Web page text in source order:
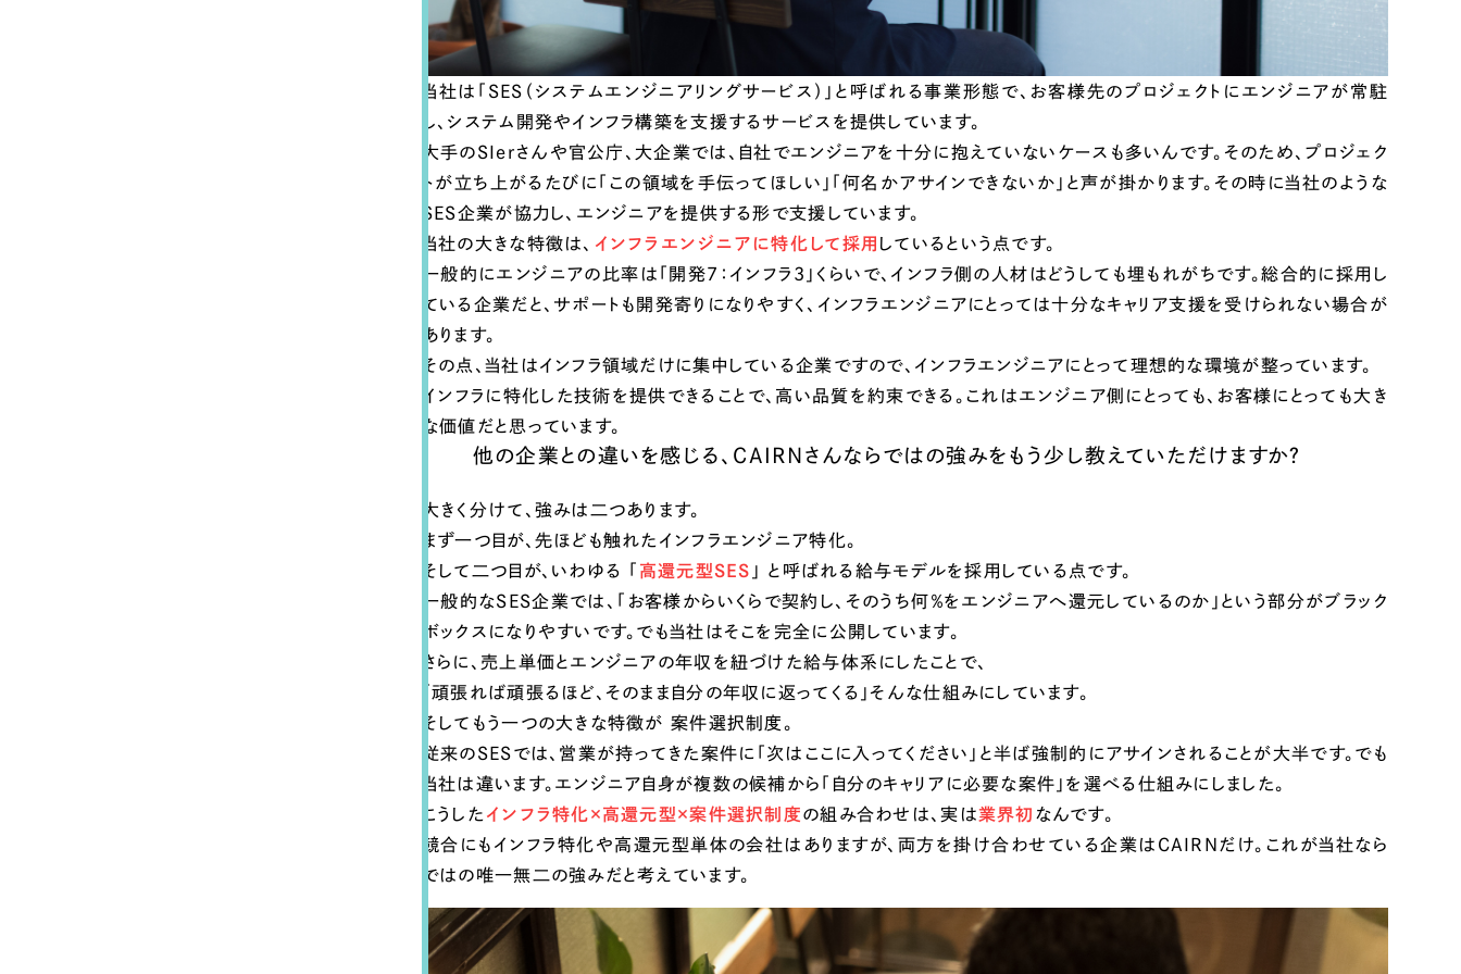
当社は「SES（システムエンジニアリングサービス）」と呼ばれる事業形態で、お客様先のプロジェクトにエンジニアが常駐
し、システム開発やインフラ構築を支援するサービスを提供しています。
大手のSIerさんや官公庁、大企業では、自社でエンジニアを十分に抱えていないケースも多いんです。そのため、プロジェク
トが立ち上がるたびに「この領域を手伝ってほしい」「何名かアサインできないか」と声が掛かります。その時に当社のような
SES企業が協力し、エンジニアを提供する形で支援しています。
当社の大きな特徴は、 インフラエンジニアに特化して採用 しているという点です。
一般的にエンジニアの比率は「開発7：インフラ3」くらいで、インフラ側の人材はどうしても埋もれがちです。総合的に採用し
ている企業だと、サポートも開発寄りになりやすく、インフラエンジニアにとっては十分なキャリア支援を受けられない場合が
あります。
その点、当社はインフラ領域だけに集中している企業ですので、インフラエンジニアにとって理想的な環境が整っています。
インフラに特化した技術を提供できることで、高い品質を約束できる。これはエンジニア側にとっても、お客様にとっても大き
な価値だと思っています。
他の企業との違いを感じる、CAIRNさんならではの強みをもう少し教えていただけますか？
大きく分けて、強みは二つあります。
まず一つ目が、先ほども触れたインフラエンジニア特化。
そして二つ目が、いわゆる 「 高還元型SES 」 と呼ばれる給与モデルを採用している点です。
一般的なSES企業では、「お客様からいくらで契約し、そのうち何％をエンジニアへ還元しているのか」という部分がブラック
ボックスになりやすいです。でも当社はそこを完全に公開しています。
さらに、売上単価とエンジニアの年収を紐づけた給与体系にしたことで、
「頑張れば頑張るほど、そのまま自分の年収に返ってくる」そんな仕組みにしています。
そしてもう一つの大きな特徴が 案件選択制度。
従来のSESでは、営業が持ってきた案件に「次はここに入ってください」と半ば強制的にアサインされることが大半です。でも
当社は違います。エンジニア自身が複数の候補から「自分のキャリアに必要な案件」を選べる仕組みにしました。
こうした インフラ特化×高還元型×案件選択制度の組み合わせは、実は業界初 なんです。
競合にもインフラ特化や高還元型単体の会社はありますが、両方を掛け合わせている企業はCAIRNだけ。これが当社なら
ではの唯一無二の強みだと考えています。